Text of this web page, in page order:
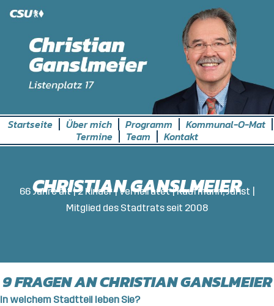
Skip
content
Startseite Über mich Programm
Kommunal-O-Mat
Termine
Team Kontakt
CHRISTIAN GANSLMEIER
66 Jahre alt | 2 Kinder | verheiratet | Kaufmann, Jurist |
Mitglied des Stadtrats seit 2008
9 FRAGEN AN CHRISTIAN GANSLMEIER
In welchem Stadtteil leben Sie?